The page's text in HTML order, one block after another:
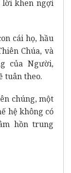
lời khen ngợi
cái họ, hầu
Chúa, và
của Người,
tuân theo.
chúng, một
hệ không có
hồn trung